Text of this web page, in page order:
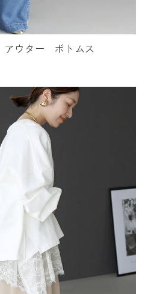
アウター ボトムス